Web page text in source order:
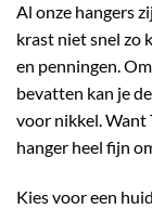
Al onze hangers
krast niet snel zo
en penningen.
bevatten kan je
voor nikkel. Want
hanger heel fijn
Kies voor een